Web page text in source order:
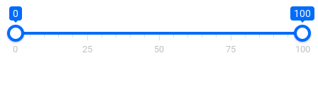
0 100
0 25 50 75 100